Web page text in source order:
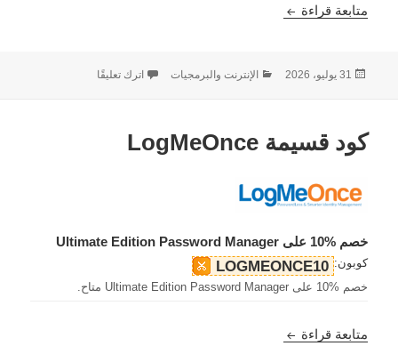
متابعة قراءة كود قسيمة EaseUS
نُشرت
31 يوليو، 2026 التصنيفات
الإنترنت والبرمجيات اترك تعليقًا
كود قسيمة LogMeOnce
خصم %10 على Ultimate Edition Password Manager
كوبون: LOGMEONCE10
خصم %10 على Ultimate Edition Password Manager متاح.
متابعة قراءة كود قسيمة LogMeOnce